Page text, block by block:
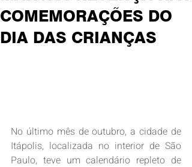
COMEMORAÇÕES DO
DIA DAS CRIANÇAS
No último mês de outubro, a cidade de
Itápolis, localizada no interior de São
Paulo, teve um calendário repleto de